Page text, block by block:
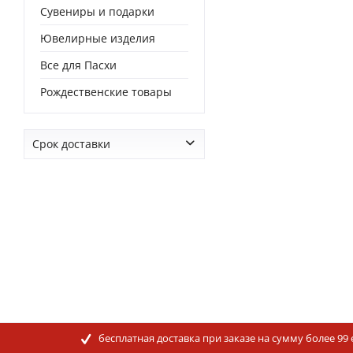
Сувениры и подарки
Ювелирные изделия
Все для Пасхи
Рождественские товары
Срок доставки
бесплатная доставка при заказе на сумму более 99